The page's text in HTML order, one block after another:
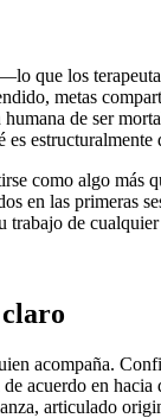
que los
metas
de ser
como algo más
en las primeras
trabajo de cualquier
acompaña.
acuerdo en
articulado